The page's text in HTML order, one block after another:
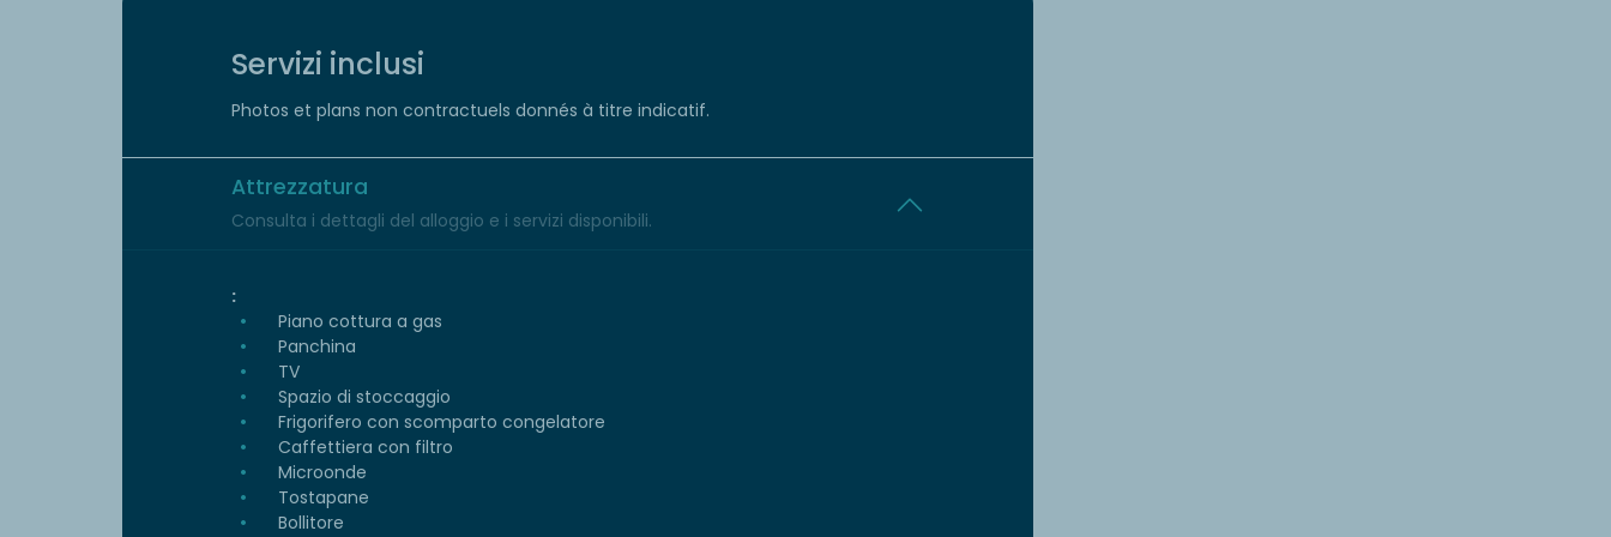
Servizi inclusi
Photos et plans non contractuels donnés à titre indicatif.
Attrezzatura
Consulta i dettagli del alloggio e i servizi disponibili.
:
Piano cottura a gas
Panchina
TV
Spazio di stoccaggio
Frigorifero con scomparto congelatore
Caffettiera con filtro
Microonde
Tostapane
Bollitore